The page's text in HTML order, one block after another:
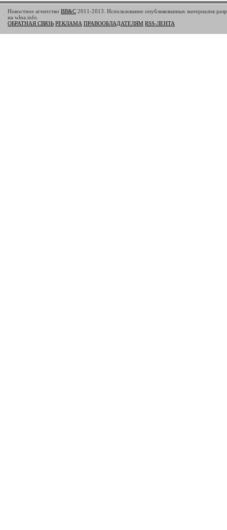
Новостное агентство BB&C 2011-2013. Использование опубликованных материалов
на wlna.info.
ОБРАТНАЯ СВЯЗЬ РЕКЛАМА ПРАВООБЛАДАТЕЛЯМ RSS-ЛЕНТА